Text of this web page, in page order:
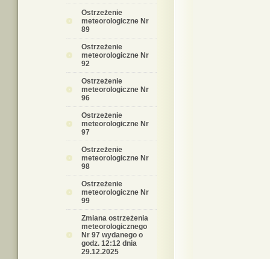
Ostrzeżenie
meteorologiczne Nr
89
Ostrzeżenie
meteorologiczne Nr
92
Ostrzeżenie
meteorologiczne Nr
96
Ostrzeżenie
meteorologiczne Nr
97
Ostrzeżenie
meteorologiczne Nr
98
Ostrzeżenie
meteorologiczne Nr
99
Zmiana ostrzeżenia
meteorologicznego
Nr 97 wydanego o
godz. 12:12 dnia
29.12.2025